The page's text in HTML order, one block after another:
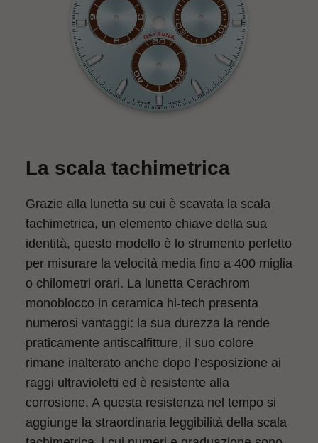
La scala tachimetrica
Grazie alla lunetta su cui è scavata la scala
tachimetrica, un elemento chiave della sua
identità, questo modello è lo strumento perfetto
per misurare la velocità media fino a 400 miglia
o chilometri orari. La lunetta Cerachrom
monoblocco in ceramica hi‑tech presenta
numerosi vantaggi: la sua durezza la rende
praticamente antiscalfitture, il suo colore
rimane inalterato anche dopo l’esposizione ai
raggi ultravioletti ed è resistente alla
corrosione. A questa resistenza nel tempo si
aggiunge la straordinaria leggibilità della scala